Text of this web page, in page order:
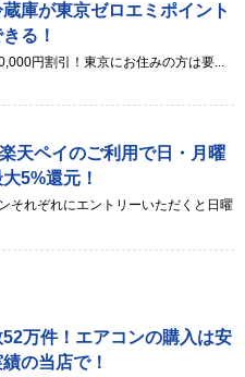
庫が東京ゼロエミポイント
る！
円割引！東京にお住みの方は要...
天ペイのご利用で日・月曜
5%還元！
それぞれにエントリーいただくと日曜
万件！エアコンの購入は安
の当店で！